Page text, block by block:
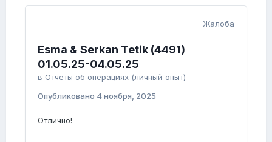
Жалоба
Esma & Serkan Tetik (4491)
01.05.25-04.05.25
в Отчеты об операциях (личный опыт)
Опубликовано 4 ноября, 2025
Отлично!